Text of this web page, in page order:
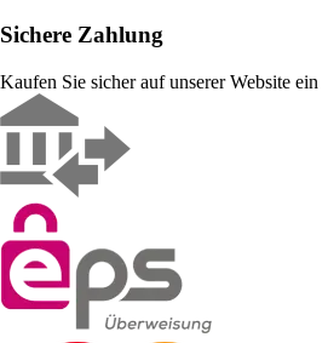
Sichere Zahlung
Kaufen Sie sicher auf unserer Website ein